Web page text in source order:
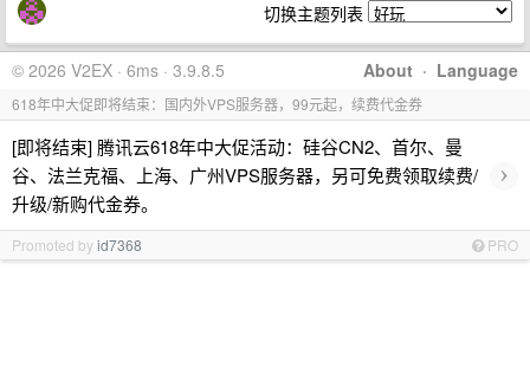
切换主题列表
About · Language
© 2026 V2EX · 6ms · 3.9.8.5
618年中大促即将结束：国内外VPS服务器，99元起，续费代金券
[即将结束] 腾讯云618年中大促活动：硅谷CN2、首尔、曼
谷、法兰克福、上海、广州VPS服务器，另可免费领取续费/
升级/新购代金券。
›
Promoted byid7368 PRO